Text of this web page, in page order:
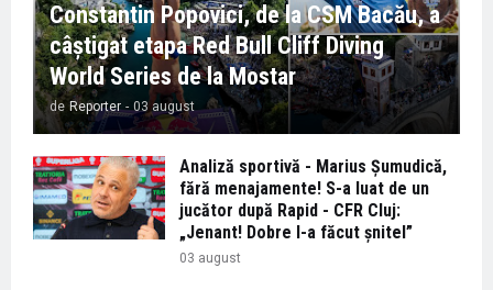
Constantin Popovici, de la CSM Bacău, a
câștigat etapa Red Bull Cliff Diving
World Series de la Mostar
de Reporter - 03 august
Analiză sportivă - Marius Șumudică,
fără menajamente! S-a luat de un
jucător după Rapid - CFR Cluj:
„Jenant! Dobre l-a făcut șnitel”
03 august